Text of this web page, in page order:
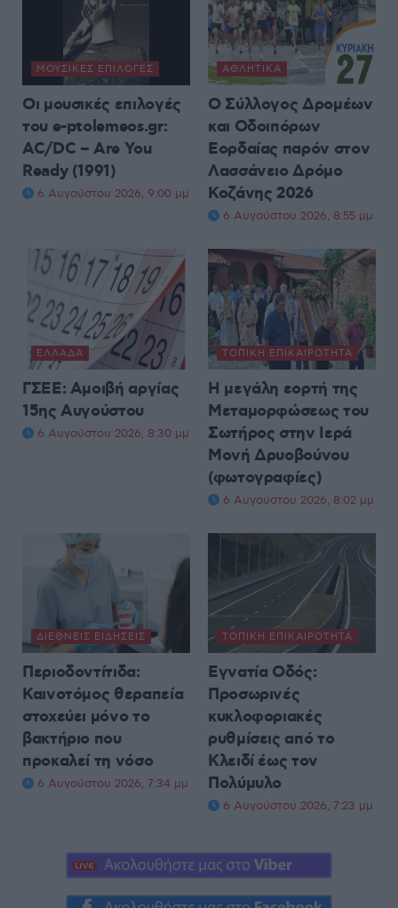
ΜΟΥΣΙΚΈΣ ΕΠΙΛΟΓΈΣ
Οι μουσικές επιλογές
του e-ptolemeos.gr:
AC/DC – Are You
Ready (1991)
6 Αυγούστου 2026, 9:00 μμ
ΑΘΛΗΤΙΚΆ
Ο Σύλλογος Δρομέων
και Οδοιπόρων
Εορδαίας παρόν στον
Λασσάνειο Δρόμο
Κοζάνης 2026
6 Αυγούστου 2026, 8:55 μμ
ΕΛΛΆΔΑ
ΓΣΕΕ: Αμοιβή αργίας
15ης Αυγούστου
6 Αυγούστου 2026, 8:30 μμ
ΤΟΠΙΚΉ ΕΠΙΚΑΙΡΌΤΗΤΑ
Η μεγάλη εορτή της
Μεταμορφώσεως του
Σωτήρος στην Ιερά
Μονή Δρυοβούνου
(φωτογραφίες)
6 Αυγούστου 2026, 8:02 μμ
ΔΙΕΘΝΕΊΣ ΕΙΔΉΣΕΙΣ
Περιοδοντίτιδα:
Καινοτόμος θεραπεία
στοχεύει μόνο το
βακτήριο που
προκαλεί τη νόσο
6 Αυγούστου 2026, 7:34 μμ
ΤΟΠΙΚΉ ΕΠΙΚΑΙΡΌΤΗΤΑ
Εγνατία Οδός:
Προσωρινές
κυκλοφοριακές
ρυθμίσεις από το
Κλειδί έως τον
Πολύμυλο
6 Αυγούστου 2026, 7:23 μμ